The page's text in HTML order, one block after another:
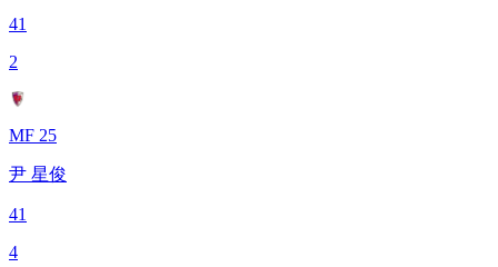
41
2
MF 25
尹 星俊
41
4